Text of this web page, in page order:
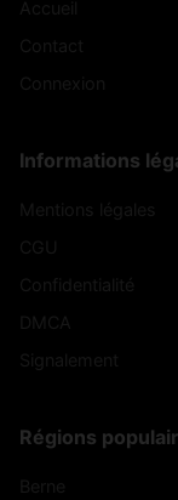
Informations
Régions